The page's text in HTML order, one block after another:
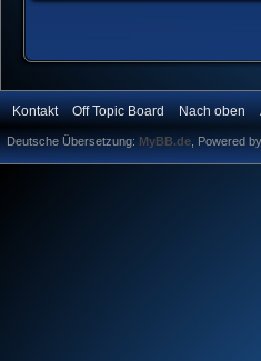
Kontakt Off Topic Board Nach oben
Deutsche Übersetzung: MyBB.de , Powered by